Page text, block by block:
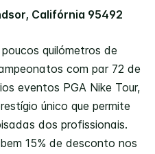
Califórnia 95492
quilómetros de
com par 72 de
eventos PGA Nike Tour,
único que permite
dos profissionais.
15% de desconto nos